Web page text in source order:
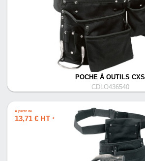
POCHE À OUTILS CXS
CDLO436540
À partir de
13,71 € HT *